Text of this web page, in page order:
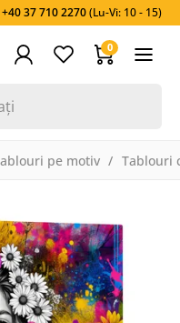
+40 37 710 2270(Lu-Vi: 10 - 15)
0
pe motiv Tablouri